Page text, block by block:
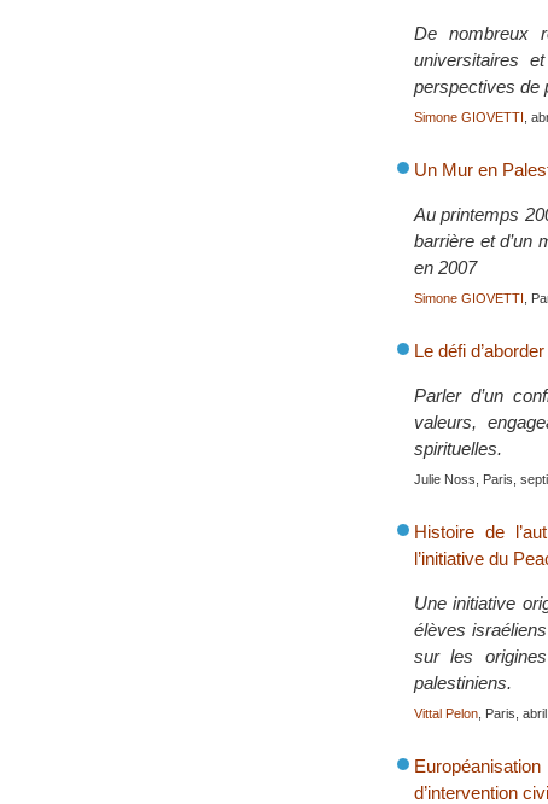
De nombreux
universitaires
perspectives de
Simone GIOVETTI ,
Un Mur en
Au printemps
barrière et d’un
en 2007
Simone GIOVETTI ,
Le défi
Parler d’un
valeurs,
spirituelles.
Julie Noss, Paris,
Histoire de
l’initiative du
Une initiative
élèves
sur les origines
palestiniens.
Vittal Pelon , Paris,
d’intervention